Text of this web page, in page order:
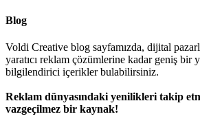
Blog
Voldi Creative blog sayfamızda, dijital
yaratıcı reklam çözümlerine kadar geniş bir
bilgilendirici içerikler bulabilirsiniz.
Reklam dünyasındaki yenilikleri takip
vazgeçilmez bir kaynak!